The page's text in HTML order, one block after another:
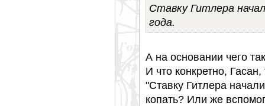
Ставку Гитлера
года.
А на основании чего
И что конкретно,
"Ставку Гитлера
копать? Или же